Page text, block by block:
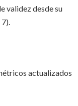
validez desde su
actualizados